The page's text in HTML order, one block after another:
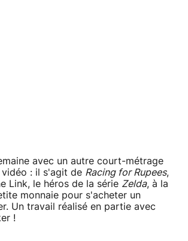
avec un autre court-métrage
: il s'agit de Racing for Rupees,
Link, le héros de la série Zelda, à la
monnaie pour s'acheter un
Un travail réalisé en partie avec
!